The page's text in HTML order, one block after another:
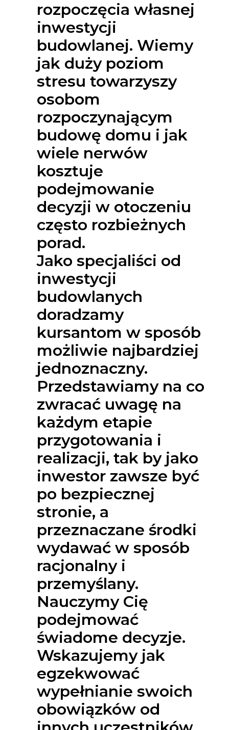
rozpoczęcia własnej
inwestycji
budowlanej. Wiemy
jak duży poziom
stresu towarzyszy
osobom
rozpoczynającym
budowę domu i jak
wiele nerwów
kosztuje
podejmowanie
decyzji w otoczeniu
często rozbieżnych
porad.
Jako specjaliści od
inwestycji
budowlanych
doradzamy
kursantom w sposób
możliwie najbardziej
jednoznaczny.
Przedstawiamy na co
zwracać uwagę na
każdym etapie
przygotowania i
realizacji, tak by jako
inwestor zawsze być
po bezpiecznej
stronie, a
przeznaczane środki
wydawać w sposób
racjonalny i
przemyślany.
Nauczymy Cię
podejmować
świadome decyzje.
Wskazujemy jak
egzekwować
wypełnianie swoich
obowiązków od